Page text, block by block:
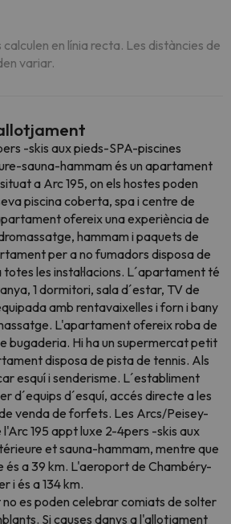
en línia recta. Les distàncies de
variar.
-skis aux pieds-SPA-piscines
sauna-hammam és un apartament
a Arc 195, on els hostes poden
piscina coberta, spa i centre de
ofereix una experiència de
hammam i paquets de
per a no fumadors disposa de
les instal·lacions. L´apartament té
1 dormitori, sala d´estar, TV de
amb rentavaixelles i forn i bany
L'apartament ofereix roba de
bugaderia. Hi ha un supermercat petit
disposa de pista de tennis. Als
esquí i senderisme. L´establiment
d´equips d´esquí, accés directe a les
venda de forfets. Les Arcs/Peisey-
l'Arc 195 appt luxe 2-4pers -skis aux
et sauna-hammam, mentre que
és a 39 km. L'aeroport de Chambéry-
i és a 134 km.
es poden celebrar comiats de solter
Si causes danys a l'allotjament